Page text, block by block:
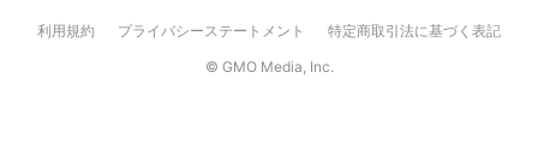
利用規約 プライバシーステートメント
特定商取引法に基づく表記
© GMO Media, Inc.